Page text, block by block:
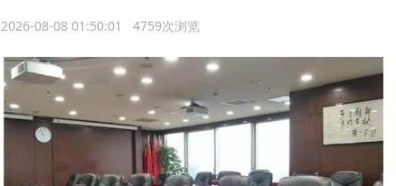
2026-08-08 01:50:01 4759次浏览